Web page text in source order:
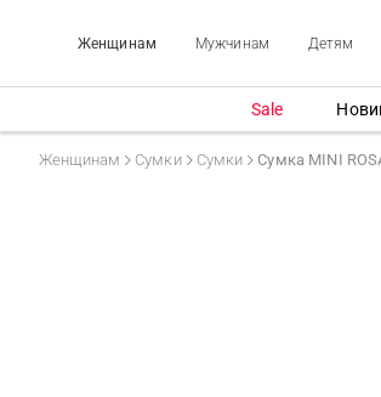
Женщинам Мужчинам Детям
Sale
Женщинам Сумки Сумки Сумка MINI